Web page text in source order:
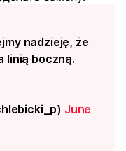
nadzieję, że
linią boczną.
June